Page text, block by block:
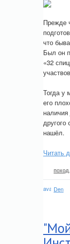
Прежде
что
Был он
«32
Тогда у
его
другого
нашёл.
Читать
поход
Den